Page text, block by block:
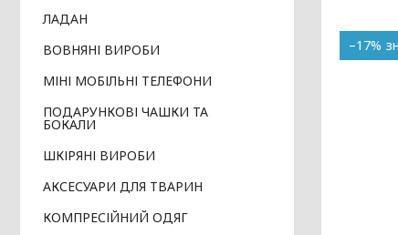
–17%
ЛАДАН
ВОВНЯНІ ВИРОБИ
МІНІ МОБІЛЬНІ ТЕЛЕФОНИ
ПОДАРУНКОВІ ЧАШКИ ТА
БОКАЛИ
ШКІРЯНІ ВИРОБИ
АКСЕСУАРИ ДЛЯ ТВАРИН
КОМПРЕСІЙНИЙ ОДЯГ